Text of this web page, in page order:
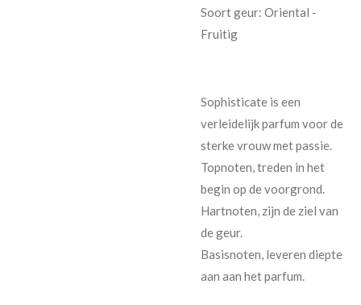
Soort geur: Oriental -
Fruitig
Sophisticate is een
verleidelijk parfum voor de
sterke vrouw met passie.
Topnoten, treden in het
begin op de voorgrond.
Hartnoten, zijn de ziel van
de geur.
Basisnoten, leveren diepte
aan aan het parfum.